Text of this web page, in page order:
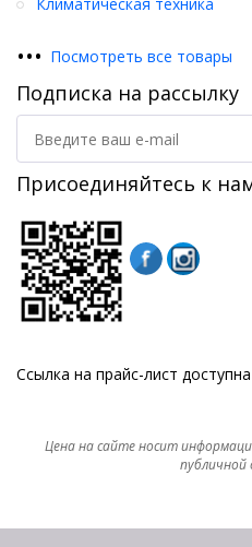
Климатическая техника
••• Посмотреть все товары
Подписка на рассылку
Присоединяйтесь к
Ссылка на прайс-лист
Цена на сайте носит